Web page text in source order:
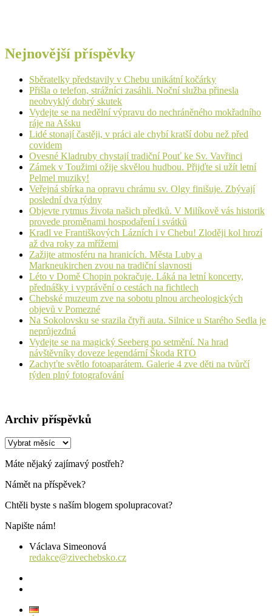
Nejnovější příspěvky
Sběratelky představily v Chebu unikátní kočárky
Přišla o telefon, strážníci zasáhli. Noční služba přinesla
neobvyklý dobrý skutek
Vydejte se na nedělní výpravu do nechráněného mokřadního
ráje na Ašsku
Lidé stonají častěji, v práci ale chybí kratší dobu než před
covidem
Ovesné Kladruby chystají tradiční Pouť ke Sv. Vavřinci
Zámek v Toužimi ožije skvělou hudbou. Přijďte si užít letní
Pelmel muziky!
Veřejná sbírka na opravu chrámu sv. Olgy finišuje. Zbývají
poslední dva týdny
Objevte rytmus života našich předků. V Milíkově vás historik
provede proměnami hospodaření i svátků
Kradl ve Františkových Lázních i v Chebu! Zloději kol hrozí
až dva roky za mřížemi
Zažijte atmosféru na hranicích. Města Luby a
Markneukirchen zvou na tradiční slavnosti
Léto v Domě Chopin pokračuje. Láká na letní koncerty,
přednášky i vyprávění o cestách na fichtlech
Chebské muzeum zve na sobotu plnou archeologických
objevů v Pomezné
Na Sokolovsku se srazila čtyři auta. Silnice u Starého Sedla je
neprůjezdná
Vydejte se na magický Seeberg po setmění. Na hrad
návštěvníky doveze legendární Škoda RTO
Zachyťte světlo fotoaparátem. Galerie 4 zve děti na tvůrčí
týden plný fotografování
Archiv příspěvků
Archiv
Máte nějaký zajímavý postřeh?
Námět na příspěvek?
Chtěli byste s naším blogem spolupracovat?
Napište nám!
Václava Simeonová
redakce@zivechebsko.cz